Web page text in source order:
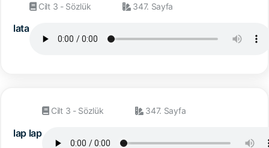
lata
Cilt 3 - Sözlük 347. Sayfa
lap lap
Cilt 3 - Sözlük 347. Sayfa